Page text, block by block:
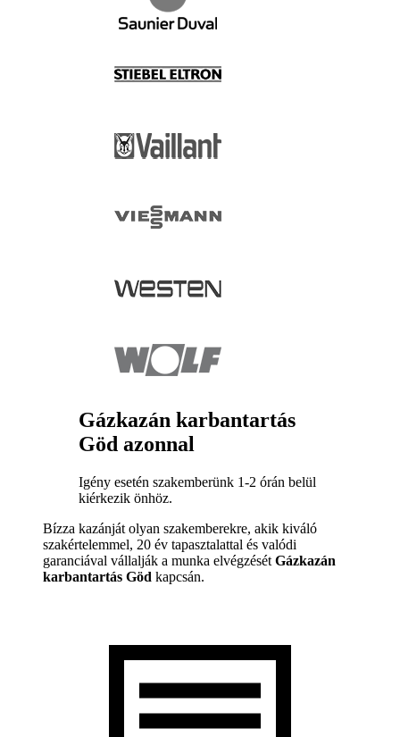
Gázkazán karbantartás
Göd azonnal
Igény esetén szakemberünk 1-2 órán belül
kiérkezik önhöz.
Bízza kazánját olyan szakemberekre, akik kiváló
szakértelemmel, 20 év tapasztalattal és valódi
garanciával vállalják a munka elvégzését Gázkazán
karbantartás Göd kapcsán.